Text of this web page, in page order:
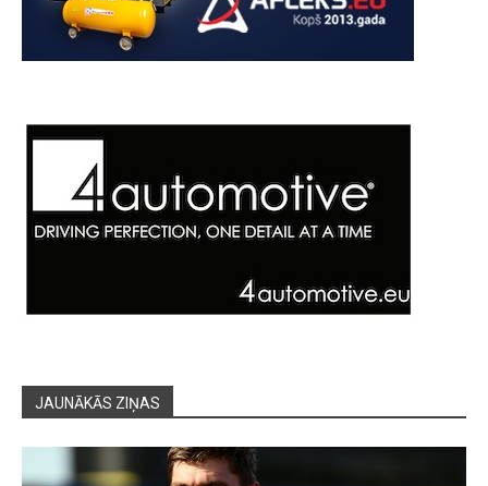
JAUNĀKĀS ZIŅAS